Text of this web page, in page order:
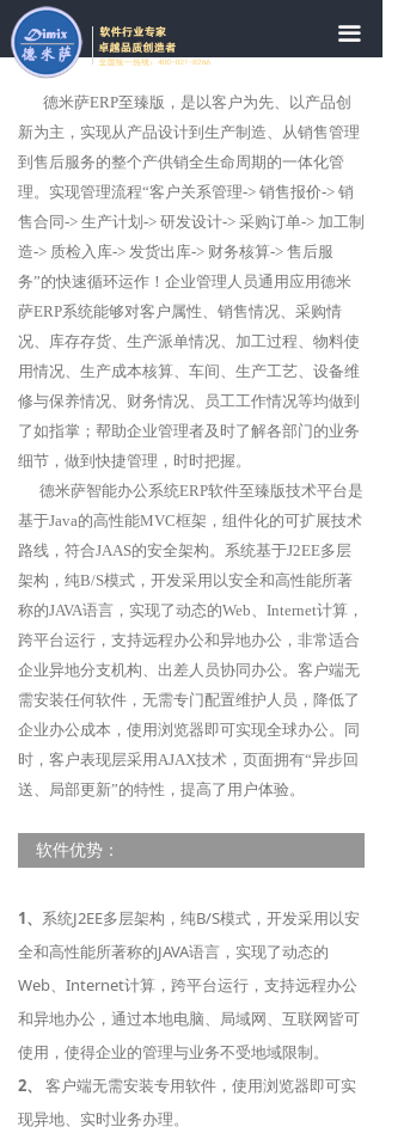
끀
网站首页
公司简介
新闻中心
案例分享
在线体验
售后服务
常见问题
联系我们
德米萨ERP至臻版，是以客户为先、以产品创
新为主，实现从产品设计到生产制造、从销售管理
到售后服务的整个产供销全生命周期的一体化管
理。实现管理流程“客户关系管理-> 销售报价-> 销
售合同-> 生产计划-> 研发设计-> 采购订单-> 加工制
造-> 质检入库-> 发货出库-> 财务核算-> 售后服
务”的快速循环运作！企业管理人员通用应用德米
萨ERP系统能够对客户属性、销售情况、采购情
况、库存存货、生产派单情况、加工过程、物料使
用情况、生产成本核算、车间、生产工艺、设备维
修与保养情况、财务情况、员工工作情况等均做到
了如指掌；帮助企业管理者及时了解各部门的业务
细节，做到快捷管理，时时把握。
德米萨智能办公系统ERP软件至臻版技术平台是
基于Java的高性能MVC框架，组件化的可扩展技术
路线，符合JAAS的安全架构。系统基于J2EE多层
架构，纯B/S模式，开发采用以安全和高性能所著
称的JAVA语言，实现了动态的Web、Internet计算，
跨平台运行，支持远程办公和异地办公，非常适合
企业异地分支机构、出差人员协同办公。客户端无
需安装任何软件，无需专门配置维护人员，降低了
企业办公成本，使用浏览器即可实现全球办公。同
时，客户表现层采用AJAX技术，页面拥有“异步回
送、局部更新”的特性，提高了用户体验。
软件优势：
1、 系统J2EE多层架构，纯B/S模式，开发采用以安
全和高性能所著称的JAVA语言，实现了动态的
Web、Internet计算，跨平台运行，支持远程办公
和异地办公，通过本地电脑、局域网、互联网皆可
使用，使得企业的管理与业务不受地域限制。
2、
客户端无需安装专用软件，使用浏览器即可实
现异地、实时业务办理。